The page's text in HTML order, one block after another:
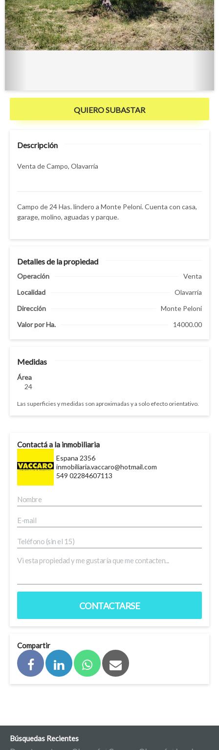
QUIERO SUBASTAR
Descripción
Venta de Campo, Olavarría
Campo de 24 Has. lindero a Monte Peloni. Cuenta con casa,
garage, molino, aguadas y parque.
Detalles de la propiedad
Operación
Venta
Localidad
Olavarría
Dirección
Monte Peloni
Valor por Ha.
14000.00
Medidas
Área
24
Las superficies y medidas son aproximadas y a solo efecto orientativo.
Contactá a la inmobiliaria
Espana 2356
inmobiliaria.vaccaro@hotmail.com
549 02284607113
CONTACTARSE
Compartir
Búsquedas Recientes